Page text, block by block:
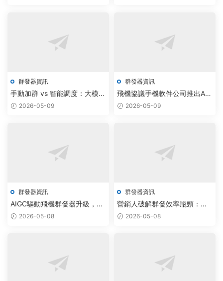
群發器資訊
手動加群 vs 智能調度：大模型
驅動飛機群發器與電報批量加
2026-05-09
群發器資訊
飛機協議手機軟件公司推出AI
大模型群發方案，實現批量拉
2026-05-09
群發器資訊
AIGC驅動飛機群發器升級，TG
采集機器人定制突破紙飛機私
2026-05-08
群發器資訊
營銷人破解群發效率瓶頸：飛
機群發軟件與TG批量私信腳本
2026-05-08